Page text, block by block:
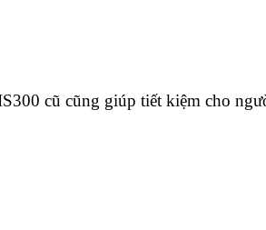
cũ cũng giúp tiết kiệm cho